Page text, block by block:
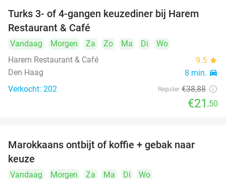
45%
Turks 3- of 4-gangen keuzediner bij Harem
Restaurant & Café
Vandaag Morgen Za Zo Ma Di
Wo
Harem Restaurant & Café
9.5 star
Den Haag 8 min. directions_car
Verkocht: 202 Regulier €38,88
€21 ,50
Marokkaans ontbijt of koffie + gebak naar
keuze
Vandaag Morgen Za Ma Di
Wo